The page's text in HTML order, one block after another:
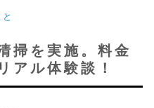
掃を実施。料金
アル体験談！